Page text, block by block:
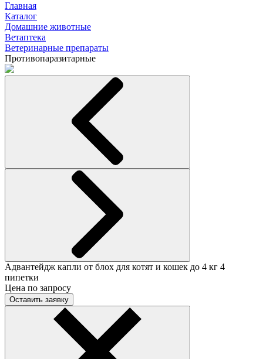
Главная
Каталог
Домашние животные
Ветаптека
Ветеринарные препараты
Противопаразитарные
Адвантейдж капли от блох для котят и кошек до 4 кг 4
пипетки
Цена по запросу
Оставить заявку